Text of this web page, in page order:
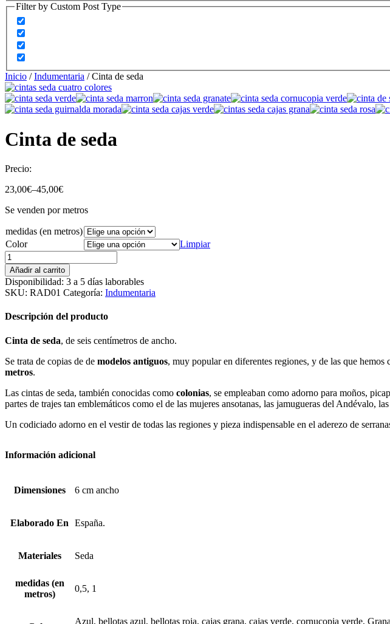
Filter by Custom Post Type
Inicio /Indumentaria / Cinta de seda
Cinta de seda
Precio:
23,00€–45,00€
Se venden por metros
medidas (en metros)
Color
Limpiar
Añadir al carrito
Disponibilidad: 3 a 5 días laborables
SKU: RAD01 Categoría: Indumentaria
Descripción del producto
Cinta de seda, de seis centímetros de ancho.
Se trata de copias de de modelos antiguos, muy popular en diferentes regiones, y de las que hemos
metros.
Las cintas de seda, también conocidas como colonias, se empleaban como adorno para moños,
partes de trajes tan emblemáticos como el de las mujeres ansotanas, las jamugueras del Andévalo,
Un codiciado adorno en el vestir de todas las regiones y pieza indispensable en el aderezo de
Información adicional
Dimensiones 6 cm ancho
Elaborado En España.
Materiales Seda
medidas (en
metros)
0,5, 1
Azul, bellotas azul, bellotas roja, cajas grana, cajas verde, cornucopia verde,